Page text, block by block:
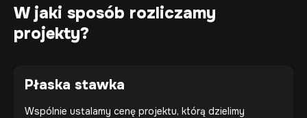
W jaki sposób rozliczamy
projekty?
Płaska stawka
Wspólnie ustalamy cenę projektu, którą dzielimy